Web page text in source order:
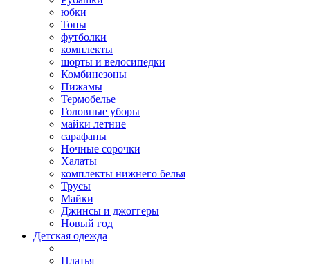
юбки
Топы
футболки
комплекты
шорты и велосипедки
Комбинезоны
Пижамы
Термобелье
Головные уборы
майки летние
сарафаны
Ночные сорочки
Халаты
комплекты нижнего белья
Трусы
Майки
Джинсы и джоггеры
Новый год
Детская одежда
Платья